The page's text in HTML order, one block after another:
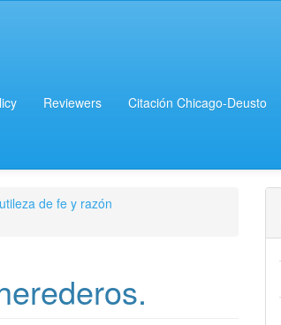
Reviewers Citación Chicago-Deusto
de fe y razón